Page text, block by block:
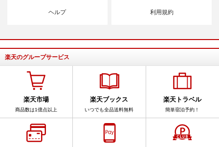
ヘルプ 利用規約
楽天のグループサービス
楽天市場
商品数は1億点以上
楽天ブックス
いつでも全品送料無料
楽天トラベル
簡単宿泊予約！